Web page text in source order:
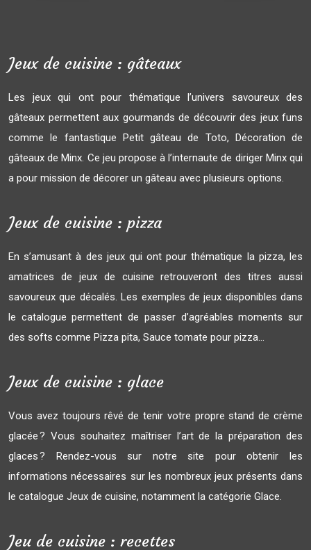
Jeux de cuisine : gâteaux
Les jeux qui ont pour thématique l’univers savoureux des
gâteaux permettent aux gourmands de découvrir des jeux funs
comme le fantastique Petit gâteau de Toto, Décoration de
gâteaux de Minx. Ce jeu propose à l’internaute de diriger Minx qui
a pour mission de décorer un gâteau avec plusieurs options.
Jeux de cuisine : pizza
En s’amusant à des jeux qui ont pour thématique la pizza, les
amatrices de jeux de cuisine retrouveront des titres aussi
savoureux que décalés. Les exemples de jeux disponibles dans
le catalogue permettent de passer d’agréables moments sur
des softs comme Pizza pita, Sauce tomate pour pizza…
Jeux de cuisine : glace
Vous avez toujours rêvé de tenir votre propre stand de crème
glacée ? Vous souhaitez maîtriser l’art de la préparation des
glaces ? Rendez-vous sur notre site pour obtenir les
informations nécessaires sur les nombreux jeux présents dans
le catalogue Jeux de cuisine, notamment la catégorie Glace.
Jeu de cuisine : recettes